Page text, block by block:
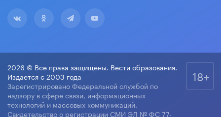
2026 © Все права защищены. Вести образования.
Издается с 2003 года
Зарегистрировано Федеральной службой по
надзору в сфере связи, информационных
технологий и массовых коммуникаций.
Свидетельство о регистрации СМИ ЭЛ № ФС 77-
18+